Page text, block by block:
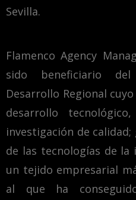
Sevilla.
Flamenco Agency
sido beneficiario
Desarrollo Regional
desarrollo
investigación de
de las tecnologías de
un tejido empresarial
al que ha